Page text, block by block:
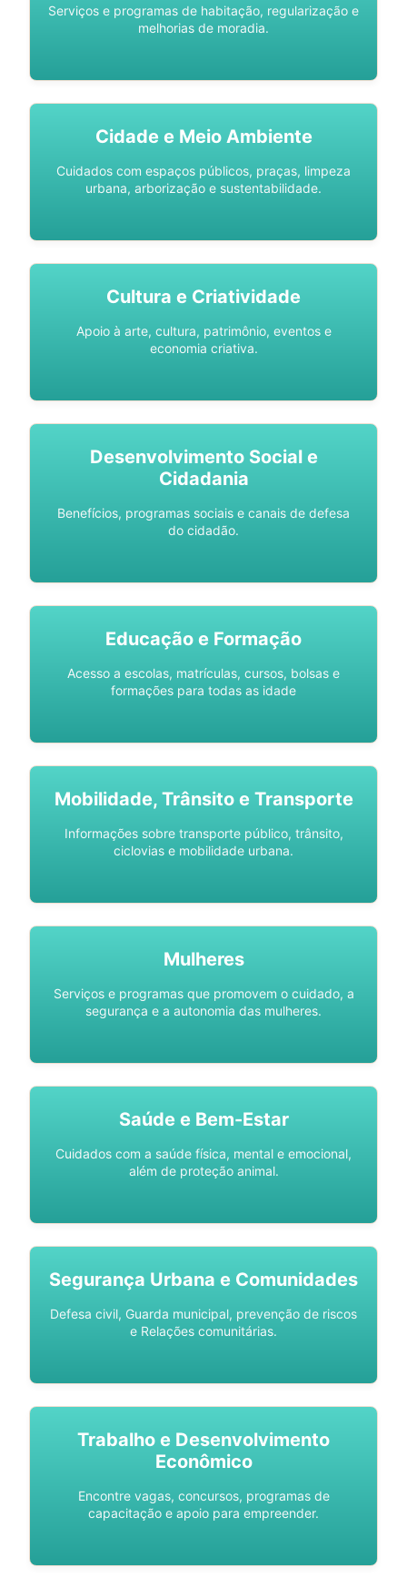
Serviços e programas de habitação, regularização e
melhorias de moradia.
Cidade e Meio Ambiente
Cuidados com espaços públicos, praças, limpeza
urbana, arborização e sustentabilidade.
Cultura e Criatividade
Apoio à arte, cultura, patrimônio, eventos e
economia criativa.
Desenvolvimento Social e
Cidadania
Benefícios, programas sociais e canais de defesa
do cidadão.
Educação e Formação
Acesso a escolas, matrículas, cursos, bolsas e
formações para todas as idade
Mobilidade, Trânsito e Transporte
Informações sobre transporte público, trânsito,
ciclovias e mobilidade urbana.
Mulheres
Serviços e programas que promovem o cuidado, a
segurança e a autonomia das mulheres.
Saúde e Bem-Estar
Cuidados com a saúde física, mental e emocional,
além de proteção animal.
Segurança Urbana e Comunidades
Defesa civil, Guarda municipal, prevenção de riscos
e Relações comunitárias.
Trabalho e Desenvolvimento
Econômico
Encontre vagas, concursos, programas de
capacitação e apoio para empreender.